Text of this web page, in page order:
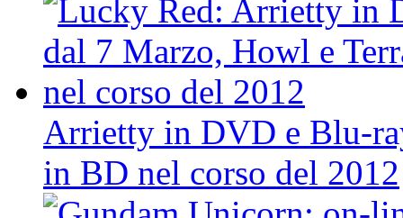
Arrietty in DVD e Blu-
in BD nel corso del 2012